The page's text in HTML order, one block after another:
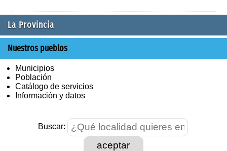
La Provincia
Nuestros pueblos
Municipios
Población
Catálogo de servicios
Información y datos
Buscar:
aceptar